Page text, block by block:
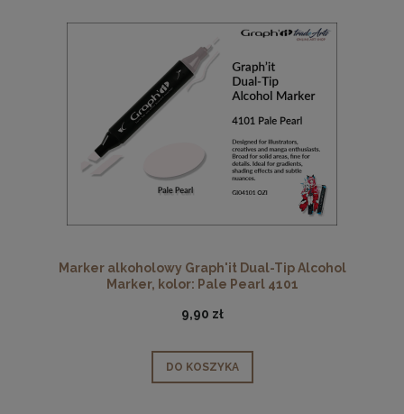
Marker alkoholowy Graph'it Dual-Tip Alcohol
Marker, kolor: Pale Pearl 4101
9,90 zł
DO KOSZYKA